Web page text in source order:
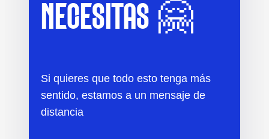
NECESITAS 🤗
Si quieres que todo esto tenga más
sentido, estamos a un mensaje de
distancia